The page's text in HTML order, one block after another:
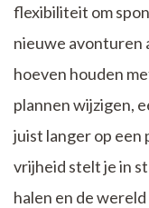
flexibiliteit om
nieuwe avonturen
hoeven houden
plannen wijzigen,
juist langer op een
vrijheid stelt je in
halen en de